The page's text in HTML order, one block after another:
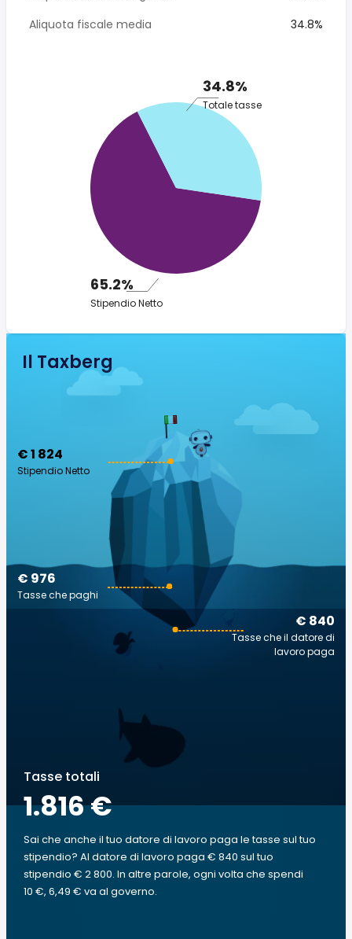
Aliquota fiscale media
34.8%
34.8%
Totale tasse
65.2%
Stipendio Netto
Il Taxberg
€ 1 824
Stipendio Netto
€ 840
Tasse che il datore di
lavoro paga
€ 976
Tasse che paghi
Tasse totali
1.816 €
Sai che anche il tuo datore di lavoro paga le tasse sul tuo
stipendio? Al datore di lavoro paga € 840 sul tuo
stipendio € 2 800. In altre parole, ogni volta che spendi
10 €, 6,49 € va al governo.